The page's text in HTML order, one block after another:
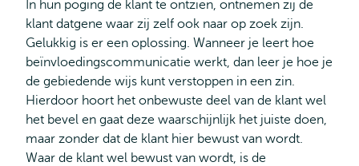
In hun poging de klant te ontzien, ontnemen zij de
klant datgene waar zij zelf ook naar op zoek zijn.
Gelukkig is er een oplossing. Wanneer je leert hoe
beïnvloedingscommunicatie werkt, dan leer je hoe je
de gebiedende wijs kunt verstoppen in een zin.
Hierdoor hoort het onbewuste deel van de klant wel
het bevel en gaat deze waarschijnlijk het juiste doen,
maar zonder dat de klant hier bewust van wordt.
Waar de klant wel bewust van wordt, is de